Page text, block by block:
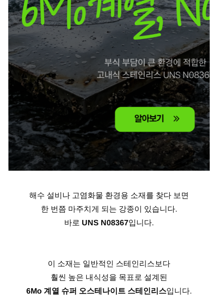
해수 설비나 고염화물 환경용 소재를 찾다 보면
한 번쯤 마주치게 되는 강종이 있습니다.
바로 UNS N08367입니다.
이 소재는 일반적인 스테인리스보다
훨씬 높은 내식성을 목표로 설계된
6Mo 계열 슈퍼 오스테나이트 스테인리스입니다.